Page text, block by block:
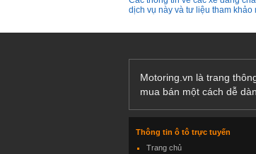
dịch vụ này và tư liệu tham
Motoring.vn là trang
mua bán một cách dễ
Thông tin ô tô trực tuyến
Trang chủ